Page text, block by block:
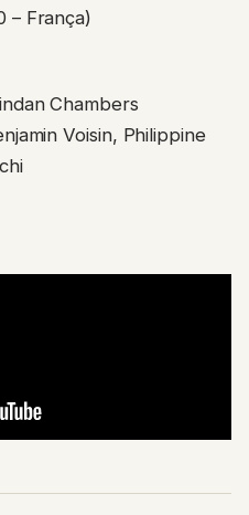
– França)
Chambers
Voisin, Philippine